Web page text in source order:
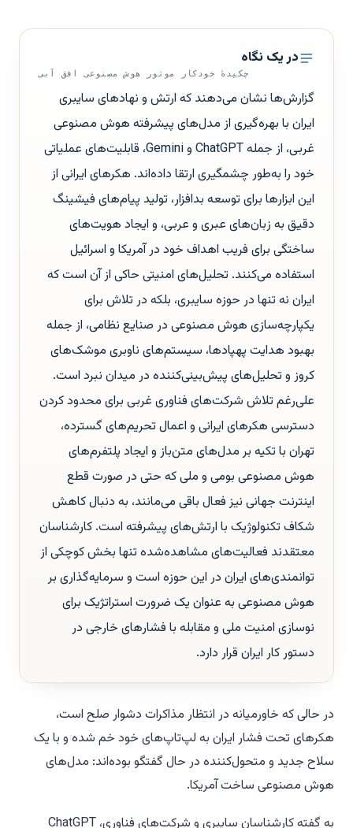
در یک نگاه
چکیدهٔ خودکار موتور هوش مصنوعی افق آبی
گزارش‌ها نشان می‌دهند که ارتش و نهادهای سایبری
ایران با بهره‌گیری از مدل‌های پیشرفته هوش مصنوعی
غربی، از جمله ChatGPT و Gemini، قابلیت‌های عملیاتی
خود را به‌طور چشمگیری ارتقا داده‌اند. هکرهای ایرانی از
این ابزارها برای توسعه بدافزار، تولید پیام‌های فیشینگ
دقیق به زبان‌های عبری و عربی، و ایجاد هویت‌های
ساختگی برای فریب اهداف خود در آمریکا و اسرائیل
استفاده می‌کنند. تحلیل‌های امنیتی حاکی از آن است که
ایران نه تنها در حوزه سایبری، بلکه در تلاش برای
یکپارچه‌سازی هوش مصنوعی در صنایع نظامی، از جمله
بهبود هدایت پهپادها، سیستم‌های ناوبری موشک‌های
کروز و تحلیل‌های پیش‌بینی‌کننده در میدان نبرد است.
علی‌رغم تلاش شرکت‌های فناوری غربی برای محدود کردن
دسترسی هکرهای ایرانی و اعمال تحریم‌های گسترده،
تهران با تکیه بر مدل‌های متن‌باز و ایجاد پلتفرم‌های
هوش مصنوعی بومی و ملی که حتی در صورت قطع
اینترنت جهانی نیز فعال باقی می‌مانند، به دنبال کاهش
شکاف تکنولوژیک با ارتش‌های پیشرفته است. کارشناسان
معتقدند فعالیت‌های مشاهده‌شده تنها بخش کوچکی از
توانمندی‌های ایران در این حوزه است و سرمایه‌گذاری بر
هوش مصنوعی به عنوان یک ضرورت استراتژیک برای
نوسازی امنیت ملی و مقابله با فشارهای خارجی در
دستور کار ایران قرار دارد.
در حالی که خاورمیانه در انتظار مذاکرات دشوار صلح است،
هکرهای تحت فشار ایران به لپ‌تاپ‌های خود خم شده و با یک
سلاح جدید و متحول‌کننده در حال گفتگو بوده‌اند: مدل‌های
هوش مصنوعی ساخت آمریکا.
به گفته کارشناسان سایبری و شرکت‌های فناوری، ChatGPT